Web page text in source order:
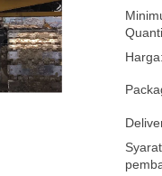
Harga: